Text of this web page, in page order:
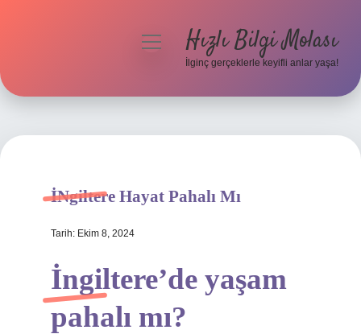
Hakkımızda
menüyüHızlı Bilgi Molası
İlginç gerçeklerle keyifli anlar yaşa!
İNgiltere Hayat Pahalı Mı
Tarih: Ekim 8, 2024
İngiltere’de yaşam
pahalı mı?